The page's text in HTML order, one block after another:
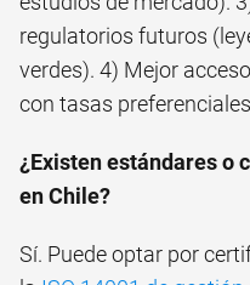
regulatorios futuros
verdes). 4) Mejor
con tasas
¿Existen estándares o
en Chile?
Sí. Puede optar por